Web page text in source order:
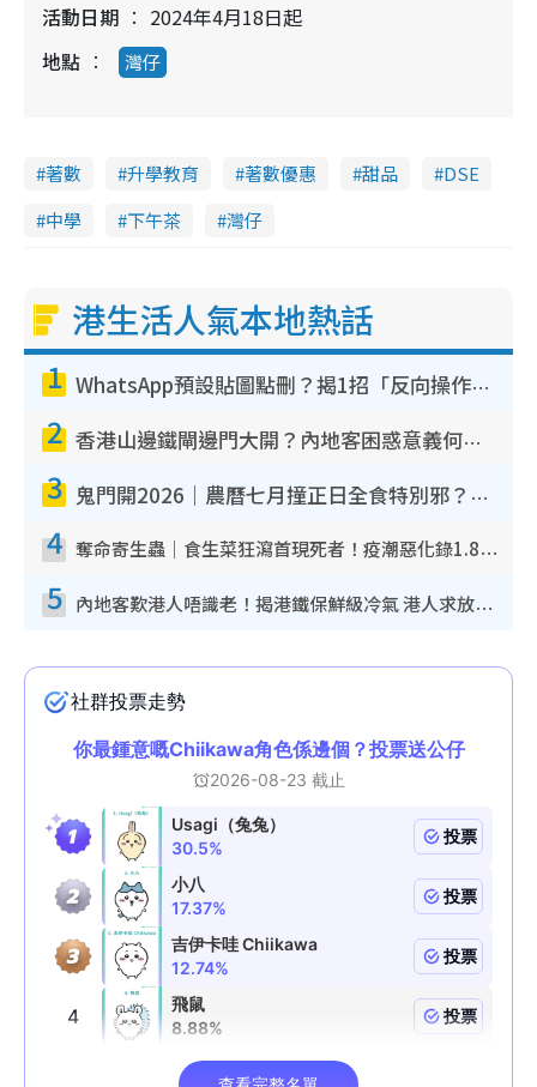
活動日期
2024年4月18日起
地點
灣仔
著數 升學教育 著數優惠 甜品
DSE
中學
下午茶 灣仔
港生活人氣本地熱話
1 WhatsApp預設貼圖點刪？揭1招「反向操作」還原簡潔介面 附3步實測教學
2 香港山邊鐵閘邊門大開？內地客困惑意義何在！網民神回覆：呢種叫法理性防禦
3 鬼門開2026｜農曆七月撞正日全食特別邪？專家警告切忌做一事！揭4大禁忌+2招保平安
4 奪命寄生蟲｜食生菜狂瀉首現死者！疫潮惡化錄1.8萬宗病例 揭洗菜3大謬誤
5 內地客歎港人唔識老！揭港鐵保鮮級冷氣 港人求放過：咪投訴